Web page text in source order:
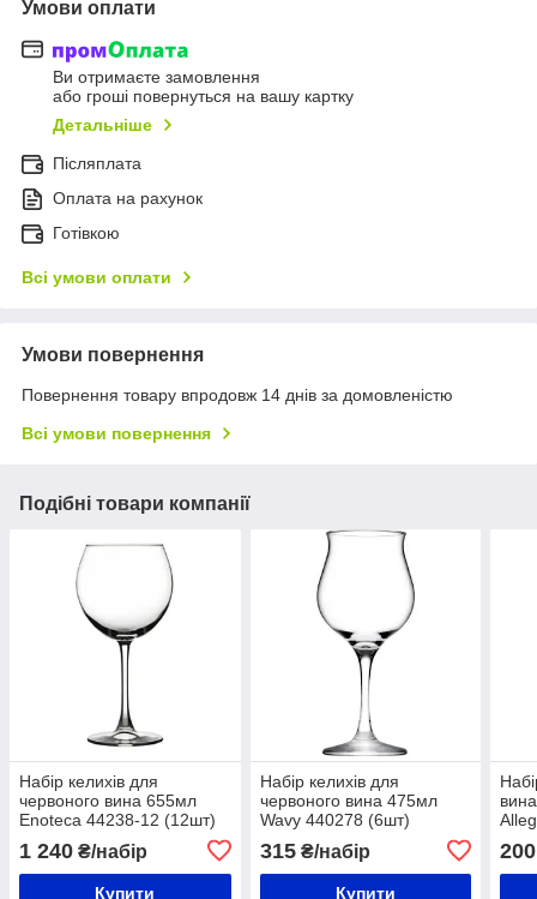
Умови оплати
Ви отримаєте замовлення
або гроші повернуться на вашу картку
Детальніше
Післяплата
Оплата на рахунок
Готівкою
Всі умови оплати
Умови повернення
Повернення товару впродовж 14 днів за домовленістю
Всі умови повернення
Подібні товари компанії
Набір келихів для
червоного вина 655мл
Enoteca 44238-12 (12шт)
1 240 ₴/набір
Купити
Набір келихів для
червоного вина 475мл
Wavy 440278 (6шт)
315₴/набір
Купити
200